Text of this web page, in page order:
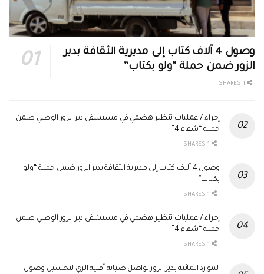
وصول 4 آلاف كتاب إلى مديرية الثقافة بدير
الزور ضمن حملة “ولو بكتاب”
إجراء 7 عمليات تنظير هضمي في مستشفى دير الزور الوطني ضمن
حملة “شفاء 4”
وصول 4 آلاف كتاب إلى مديرية الثقافة بدير الزور ضمن حملة “ولو
بكتاب”
إجراء 7 عمليات تنظير هضمي في مستشفى دير الزور الوطني ضمن
حملة “شفاء 4”
الموارد المائية بدير الزور تواصل صيانة أقنية الري لتحسين وصول